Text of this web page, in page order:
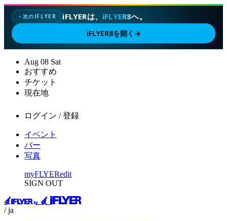
✦次のIFLYER iFLYERは、 iFLYER8へ。
iFLYER8を開く →
Aug 08 Sat
おすすめ
チケット
現在地
ログイン / 登録
イベント
バー
写真
myFLYERedit
SIGN OUT
/ ja